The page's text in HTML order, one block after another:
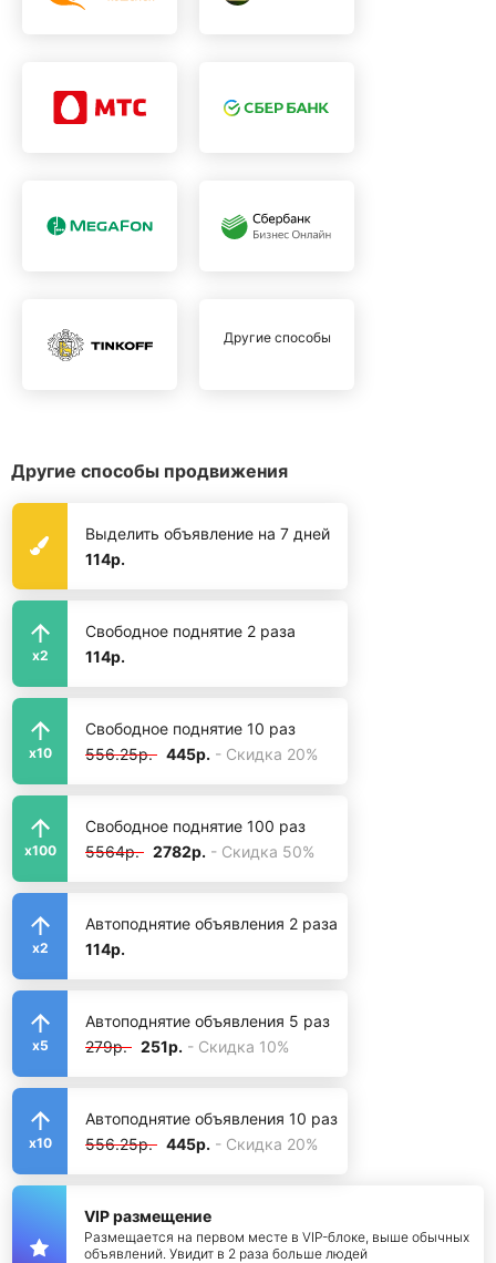
Другие способы
Другие способы продвижения
Выделить объявление на 7 дней
114р.
x2
Свободное поднятие 2 раза
114р.
x10
Свободное поднятие 10 раз
556.25р. 445р. - Скидка 20%
x100
Свободное поднятие 100 раз
5564р. 2782р. - Скидка 50%
x2
Автоподнятие объявления 2 раза
114р.
x5
Автоподнятие объявления 5 раз
279р. 251р. - Скидка 10%
x10
Автоподнятие объявления 10 раз
556.25р. 445р. - Скидка 20%
VIP размещение
Размещается на первом месте в VIP-блоке, выше обычных
объявлений. Увидит в 2 раза больше людей